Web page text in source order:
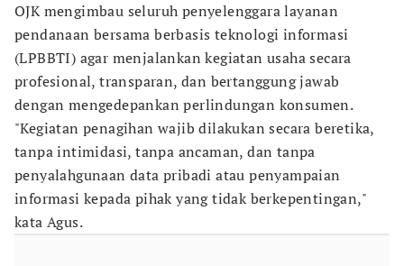
OJK mengimbau seluruh penyelenggara layanan
pendanaan bersama berbasis teknologi informasi
(LPBBTI) agar menjalankan kegiatan usaha secara
profesional, transparan, dan bertanggung jawab
dengan mengedepankan perlindungan konsumen.
"Kegiatan penagihan wajib dilakukan secara beretika,
tanpa intimidasi, tanpa ancaman, dan tanpa
penyalahgunaan data pribadi atau penyampaian
informasi kepada pihak yang tidak berkepentingan,"
kata Agus.